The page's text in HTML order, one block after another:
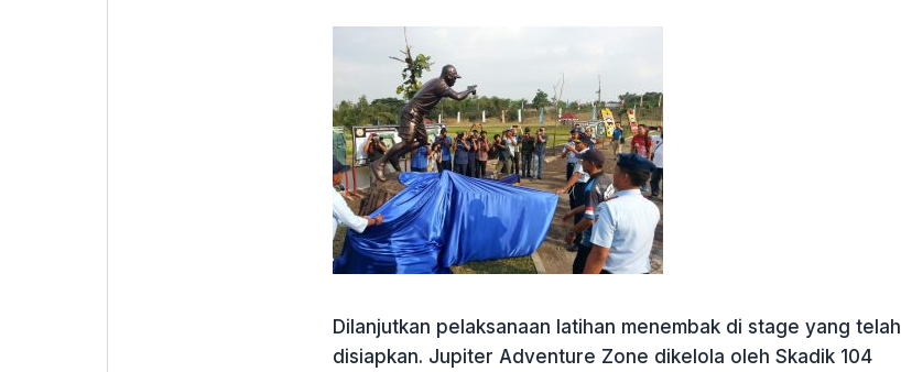
Dilanjutkan pelaksanaan latihan menembak di stage yang telah
disiapkan. Jupiter Adventure Zone dikelola oleh Skadik 104